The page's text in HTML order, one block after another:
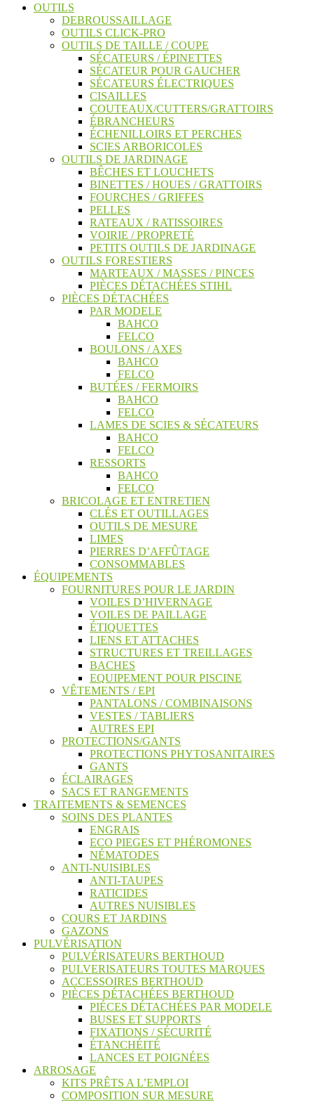
OUTILS
DEBROUSSAILLAGE
OUTILS CLICK-PRO
OUTILS DE TAILLE / COUPE
SÉCATEURS / ÉPINETTES
SÉCATEUR POUR GAUCHER
SÉCATEURS ÉLECTRIQUES
CISAILLES
COUTEAUX/CUTTERS/GRATTOIRS
ÉBRANCHEURS
ÉCHENILLOIRS ET PERCHES
SCIES ARBORICOLES
OUTILS DE JARDINAGE
BÊCHES ET LOUCHETS
BINETTES / HOUES / GRATTOIRS
FOURCHES / GRIFFES
PELLES
RATEAUX / RATISSOIRES
VOIRIE / PROPRETÉ
PETITS OUTILS DE JARDINAGE
OUTILS FORESTIERS
MARTEAUX / MASSES / PINCES
PIÈCES DÉTACHÉES STIHL
PIÈCES DÉTACHÉES
PAR MODELE
BAHCO
FELCO
BOULONS / AXES
BAHCO
FELCO
BUTÉES / FERMOIRS
BAHCO
FELCO
LAMES DE SCIES & SÉCATEURS
BAHCO
FELCO
RESSORTS
BAHCO
FELCO
BRICOLAGE ET ENTRETIEN
CLÉS ET OUTILLAGES
OUTILS DE MESURE
LIMES
PIERRES D’AFFÛTAGE
CONSOMMABLES
ÉQUIPEMENTS
FOURNITURES POUR LE JARDIN
VOILES D’HIVERNAGE
VOILES DE PAILLAGE
ÉTIQUETTES
LIENS ET ATTACHES
STRUCTURES ET TREILLAGES
BACHES
EQUIPEMENT POUR PISCINE
VÊTEMENTS / EPI
PANTALONS / COMBINAISONS
VESTES / TABLIERS
AUTRES EPI
PROTECTIONS/GANTS
PROTECTIONS PHYTOSANITAIRES
GANTS
ÉCLAIRAGES
SACS ET RANGEMENTS
TRAITEMENTS & SEMENCES
SOINS DES PLANTES
ENGRAIS
ECO PIEGES ET PHÉROMONES
NÉMATODES
ANTI-NUISIBLES
ANTI-TAUPES
RATICIDES
AUTRES NUISIBLES
COURS ET JARDINS
GAZONS
PULVÉRISATION
PULVÉRISATEURS BERTHOUD
PULVERISATEURS TOUTES MARQUES
ACCESSOIRES BERTHOUD
PIÈCES DÉTACHÉES BERTHOUD
PIÉCES DÉTACHÉES PAR MODELE
BUSES ET SUPPORTS
FIXATIONS / SÉCURITÉ
ÉTANCHÉITÉ
LANCES ET POIGNÉES
ARROSAGE
KITS PRÊTS A L’EMPLOI
COMPOSITION SUR MESURE